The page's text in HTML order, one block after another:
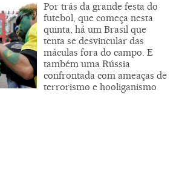
Por trás da grande festa do
futebol, que começa nesta
quinta, há um Brasil que
tenta se desvincular das
máculas fora do campo. E
também uma Rússia
confrontada com ameaças de
terrorismo e hooliganismo